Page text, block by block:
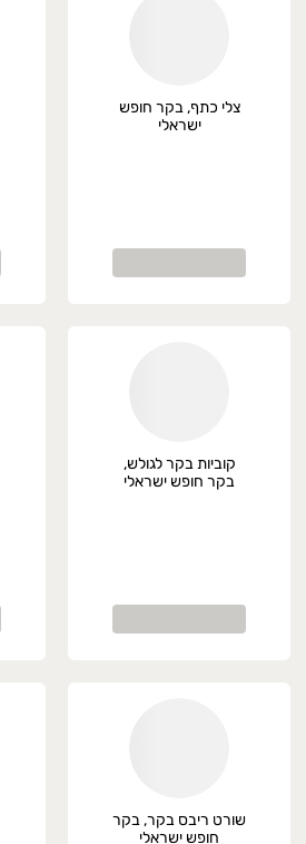
צלי כתף, בקר חופש
ישראלי
קוביות בקר לגולש,
בקר חופש ישראלי
שורט ריבס בקר, בקר
חופש ישראלי